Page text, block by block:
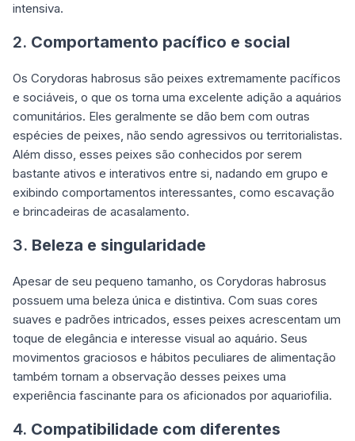
intensiva.
2. Comportamento pacífico e social
Os Corydoras habrosus são peixes extremamente pacíficos
e sociáveis, o que os torna uma excelente adição a aquários
comunitários. Eles geralmente se dão bem com outras
espécies de peixes, não sendo agressivos ou territorialistas.
Além disso, esses peixes são conhecidos por serem
bastante ativos e interativos entre si, nadando em grupo e
exibindo comportamentos interessantes, como escavação
e brincadeiras de acasalamento.
3. Beleza e singularidade
Apesar de seu pequeno tamanho, os Corydoras habrosus
possuem uma beleza única e distintiva. Com suas cores
suaves e padrões intricados, esses peixes acrescentam um
toque de elegância e interesse visual ao aquário. Seus
movimentos graciosos e hábitos peculiares de alimentação
também tornam a observação desses peixes uma
experiência fascinante para os aficionados por aquariofilia.
4. Compatibilidade com diferentes